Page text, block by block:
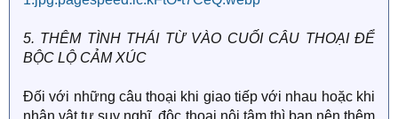
5. THÊM TÌNH THÁI TỪ VÀO CUỐI CÂU THOẠI ĐỂ
BỘC LỘ CẢM XÚC
Đối với những câu thoại khi giao tiếp với nhau hoặc khi
nhân vật tự suy nghĩ, độc thoại nội tâm thì bạn nên thêm